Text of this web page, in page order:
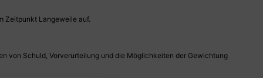
Zeitpunkt Langeweile auf.
von Schuld, Vorverurteilung und die Möglichkeiten der Gewichtung